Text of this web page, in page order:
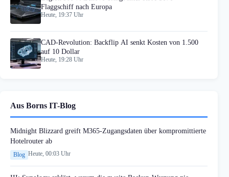
Flaggschiff nach Europa
Heute, 19:37 Uhr
CAD-Revolution: Backflip AI senkt Kosten von 1.500
auf 10 Dollar
Heute, 19:28 Uhr
Aus Borns IT-Blog
Midnight Blizzard greift M365-Zugangsdaten über kompromittierte
Hotelrouter ab
Blog Heute, 00:03 Uhr